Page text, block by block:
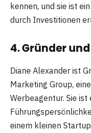
kennen, und sie ist
durch Investitionen
4. Gründer und
Diane Alexander ist
Marketing Group,
Werbeagentur. Sie ist
einem kleinen